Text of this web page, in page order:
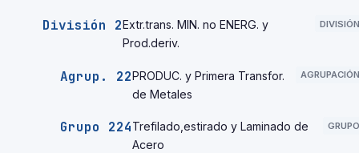
División 2Extr.trans. MIN. no ENERG. y
Prod.deriv.
DIVISIÓN
Agrup. 22PRODUC. y Primera Transfor.
de Metales
AGRUPACIÓN
Grupo 224Trefilado,estirado y Laminado de
Acero
GRUPO